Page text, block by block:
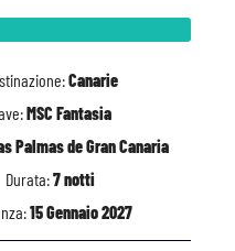
Canarie
MSC Fantasia
Palmas de Gran Canaria
Durata:7 notti
15 Gennaio 2027